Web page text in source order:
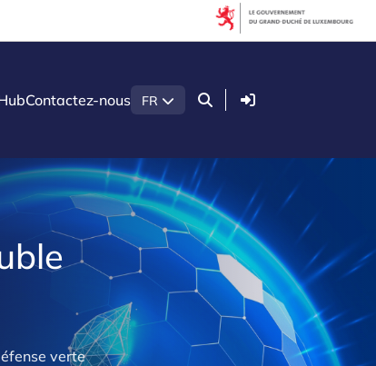
Contactez-nous FR Connexion
verte